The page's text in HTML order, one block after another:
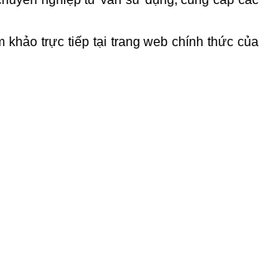
khảo trực tiếp tại trang web chính thức của